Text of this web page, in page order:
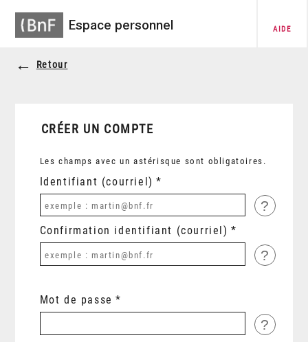
Espace personnel AIDE
Retour
CRÉER UN COMPTE
Les champs avec un astérisque sont obligatoires.
Identifiant (courriel)
?
Confirmation identifiant (courriel)
?
Mot de passe
?